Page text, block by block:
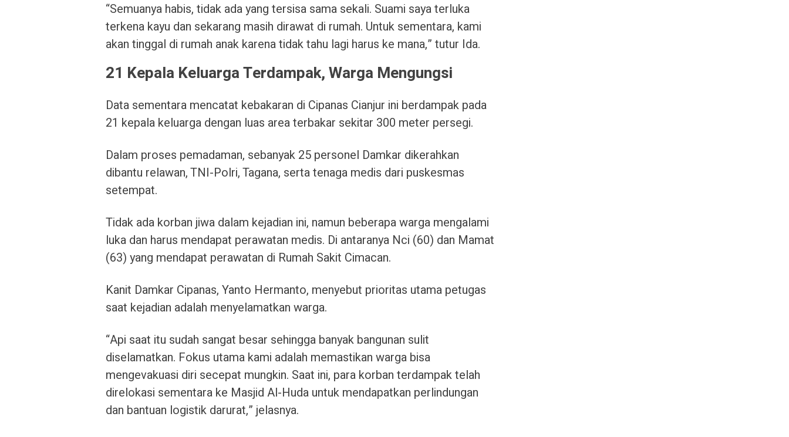
“Semuanya habis, tidak ada yang tersisa sama sekali. Suami saya terluka
terkena kayu dan sekarang masih dirawat di rumah. Untuk sementara, kami
akan tinggal di rumah anak karena tidak tahu lagi harus ke mana,” tutur Ida.
21 Kepala Keluarga Terdampak, Warga Mengungsi
Data sementara mencatat kebakaran di Cipanas Cianjur ini berdampak pada
21 kepala keluarga dengan luas area terbakar sekitar 300 meter persegi.
Dalam proses pemadaman, sebanyak 25 personel Damkar dikerahkan
dibantu relawan, TNI-Polri, Tagana, serta tenaga medis dari puskesmas
setempat.
Tidak ada korban jiwa dalam kejadian ini, namun beberapa warga mengalami
luka dan harus mendapat perawatan medis. Di antaranya Nci (60) dan Mamat
(63) yang mendapat perawatan di Rumah Sakit Cimacan.
Kanit Damkar Cipanas, Yanto Hermanto, menyebut prioritas utama petugas
saat kejadian adalah menyelamatkan warga.
“Api saat itu sudah sangat besar sehingga banyak bangunan sulit
diselamatkan. Fokus utama kami adalah memastikan warga bisa
mengevakuasi diri secepat mungkin. Saat ini, para korban terdampak telah
direlokasi sementara ke Masjid Al-Huda untuk mendapatkan perlindungan
dan bantuan logistik darurat,” jelasnya.